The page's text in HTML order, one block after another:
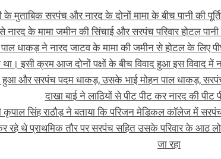
के मुताबिक सरपंच और नारद के दोनों मामा के बीच पानी की
नारद के मामा जमीन की सिंचाई और सरपंच परिवार होटल
धाकड़ ने नारद जाटव के मामा की जमीन से होटल के लिए
था। इसी क्रम आज दोनों पक्षों के बीच विवाद हुआ इस विवाद
हुआ और सरपंच पदम धाकड़, उसके भाई मोहन पाल धाकड़,
दाखा बाई ने लाठियों से पीट पीट कर नारद की पीट
कृपाल सिंह राठौड़ ने बताया कि परिजन मेडिकल कॉलेज में
रहे थे प्राथमिक तौर पर सरपंच सहित उसके परिवार के आठ
जा रहा